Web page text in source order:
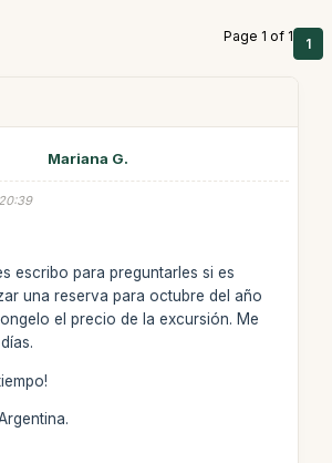
Page 1 of 1 1
Mariana G.
escribo para preguntarles si es
una reserva para octubre del año
el precio de la excursión. Me